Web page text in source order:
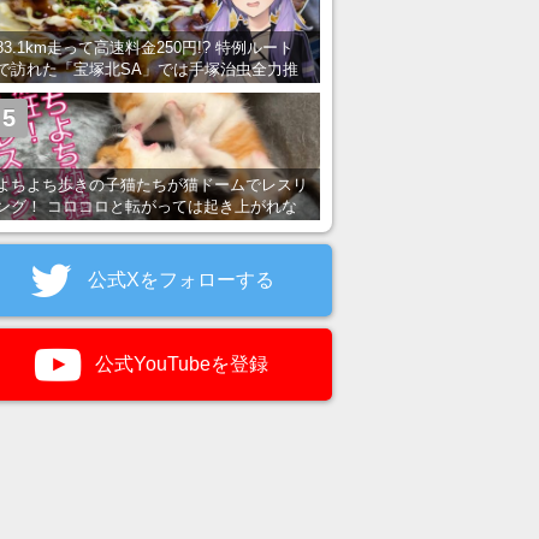
走って高速料金250円!? 特例ルート
訪れた「宝塚北SA」では手塚治虫全力推
＆関西グルメが楽しめる！
ちよち歩きの子猫たちが猫ドームでレスリ
グ！ コロコロと転がっては起き上がれな
5
公式Xをフォローする
公式YouTubeを登録